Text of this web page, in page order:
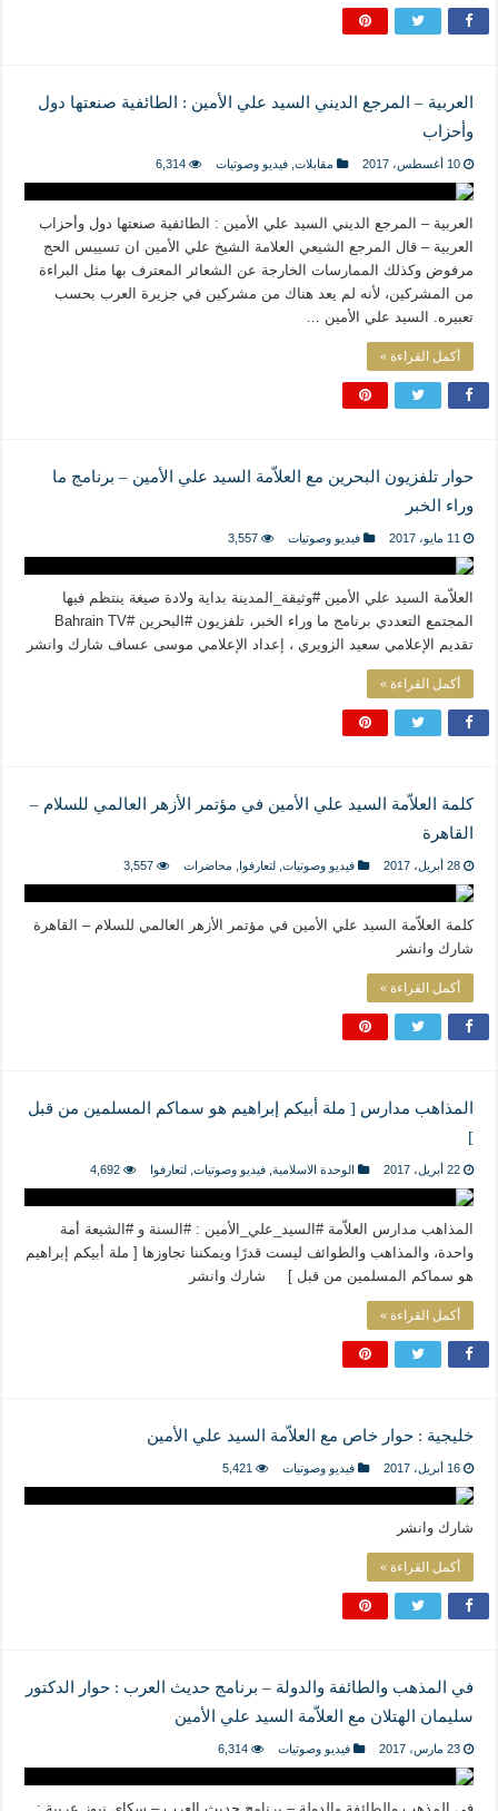
العربية – المرجع الديني السيد علي الأمين : الطائفية صنعتها دول
وأحزاب
10 أغسطس، 2017 مقابلات, فيديو وصوتيات 6,314
العربية – المرجع الديني السيد علي الأمين : الطائفية صنعتها دول وأحزاب
العربية – قال المرجع الشيعي العلامة الشيخ علي الأمين ان تسييس الحج
مرفوض وكذلك الممارسات الخارجة عن الشعائر المعترف بها مثل البراءة
من المشركين، لأنه لم يعد هناك من مشركين في جزيرة العرب بحسب
تعبيره. السيد علي الأمين …
أكمل القراءة »
حوار تلفزيون البحرين مع العلاّمة السيد علي الأمين – برنامج ما
وراء الخبر
11 مايو، 2017 فيديو وصوتيات 3,557
العلاّمة السيد علي الأمين #وثيقة_المدينة بداية ولادة صيغة ينتظم فيها
المجتمع التعددي برنامج ما وراء الخبر، تلفزيون #البحرين #Bahrain TV
تقديم الإعلامي سعيد الزويري ، إعداد الإعلامي موسى عساف شارك وانشر
أكمل القراءة »
كلمة العلاّمة السيد علي الأمين في مؤتمر الأزهر العالمي للسلام –
القاهرة
28 أبريل، 2017 فيديو وصوتيات, لتعارفوا محاضرات 3,557
كلمة العلاّمة السيد علي الأمين في مؤتمر الأزهر العالمي للسلام – القاهرة
شارك وانشر
أكمل القراءة »
المذاهب مدارس [ ملة أبيكم إبراهيم هو سماكم المسلمين من قبل
]
22 أبريل، 2017 الوحدة الاسلامية, فيديو وصوتيات, لتعارفوا 4,692
المذاهب مدارس العلاّمة #السيد_علي_الأمين : #السنة و #الشيعة أمة
واحدة، والمذاهب والطوائف ليست قدرًا ويمكننا تجاوزها [ ملة أبيكم إبراهيم
هو سماكم المسلمين من قبل ] شارك وانشر
أكمل القراءة »
خليجية : حوار خاص مع العلاّمة السيد علي الأمين
16 أبريل، 2017 فيديو وصوتيات 5,421
شارك وانشر
أكمل القراءة »
في المذهب والطائفة والدولة‎ – برنامج حديث العرب : حوار الدكتور
سليمان الهتلان مع العلاّمة السيد علي الأمين
23 مارس، 2017 فيديو وصوتيات 6,314